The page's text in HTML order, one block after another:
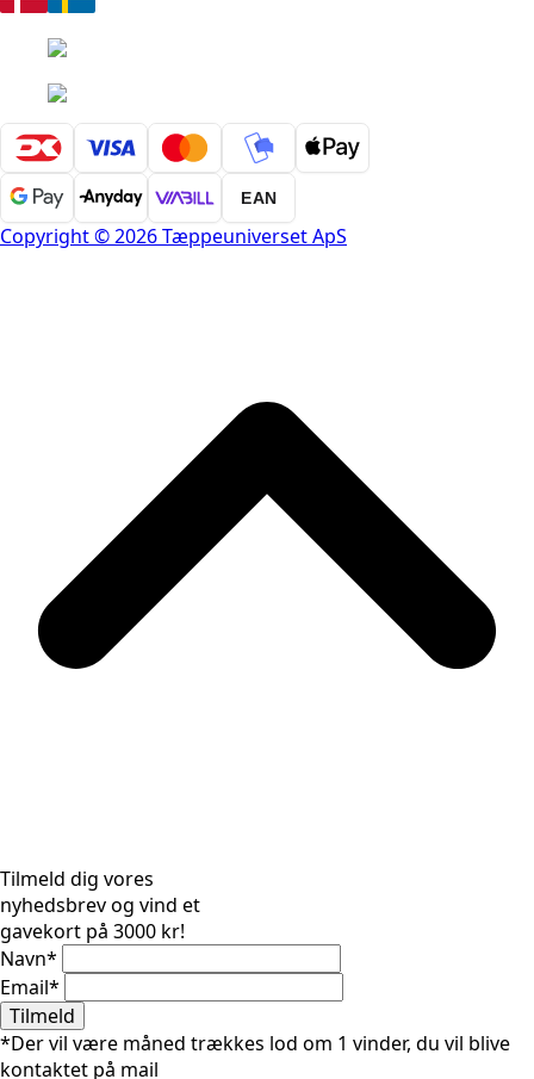
EAN
Copyright © 2026 Tæppeuniverset ApS
Tilmeld dig vores
nyhedsbrev og vind et
gavekort på 3000 kr!
Navn*
Email*
Tilmeld
*Der vil være måned trækkes lod om 1 vinder, du vil blive
kontaktet på mail